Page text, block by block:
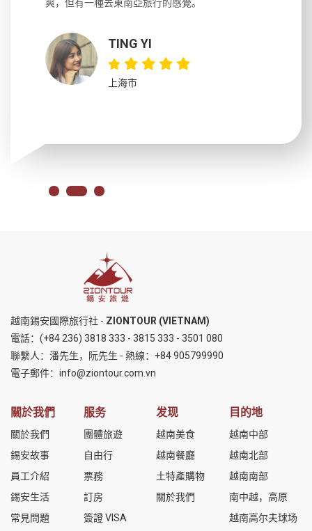
爽，但有一種去東南亞旅行的感覺。
TING YI
上海市
越南錫安國際旅行社 - ZIONTOUR (VIETNAM)
電話： (+84 236) 3818 333 - 3815 333 - 3501 080
聯繫人：潘先生，阮先生 - 熱線： +84 905799990
電子郵件： info@ziontour.com.vn
關於我們
關於我們
錫安故事
員工介紹
錫安生活
常見問題
服务
團體旅遊
自由行
票務
訂房
簽證 VISA
发现
越南美食
越南餐廳
土特產購物
關於我們
目的地
越南中部
越南北部
越南南部
南中越，高原
越南高尔夫球场